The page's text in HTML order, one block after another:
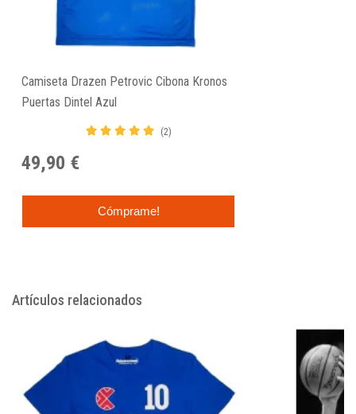
Camiseta Drazen Petrovic Cibona Kronos
Puertas Dintel Azul
(2)
49,90 €
Cómprame!
Artículos relacionados